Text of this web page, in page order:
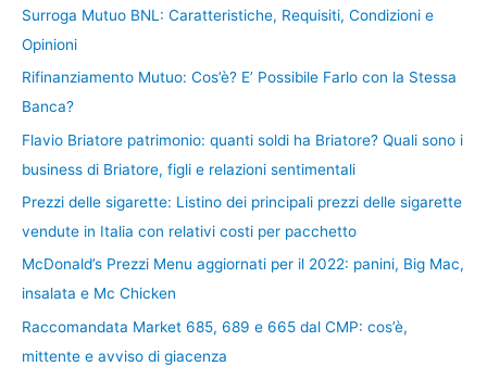
Surroga Mutuo BNL: Caratteristiche, Requisiti, Condizioni e
Opinioni
Rifinanziamento Mutuo: Cos’è? E’ Possibile Farlo con la Stessa
Banca?
Flavio Briatore patrimonio: quanti soldi ha Briatore? Quali sono i
business di Briatore, figli e relazioni sentimentali
Prezzi delle sigarette: Listino dei principali prezzi delle sigarette
vendute in Italia con relativi costi per pacchetto
McDonald’s Prezzi Menu aggiornati per il 2022: panini, Big Mac,
insalata e Mc Chicken
Raccomandata Market 685, 689 e 665 dal CMP: cos’è,
mittente e avviso di giacenza